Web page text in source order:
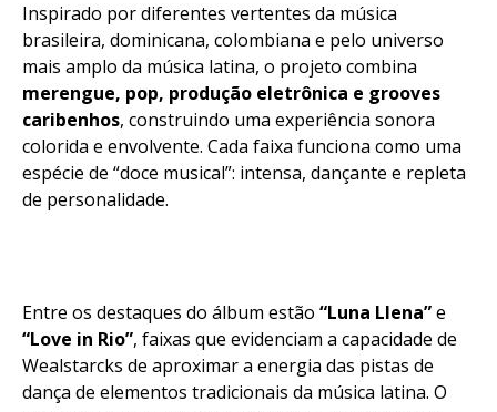
Inspirado por diferentes vertentes da música
brasileira, dominicana, colombiana e pelo universo
mais amplo da música latina, o projeto combina
merengue, pop, produção eletrônica e grooves
caribenhos, construindo uma experiência sonora
colorida e envolvente. Cada faixa funciona como uma
espécie de “doce musical”: intensa, dançante e repleta
de personalidade.
Entre os destaques do álbum estão “Luna Llena”e
“Love in Rio”, faixas que evidenciam a capacidade de
Wealstarcks de aproximar a energia das pistas de
dança de elementos tradicionais da música latina. O